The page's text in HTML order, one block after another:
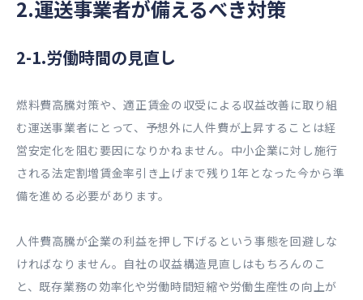
2.運送事業者が備えるべき対策
2-1.労働時間の見直し
燃料費高騰対策や、適正賃金の収受による収益改善に取り組
む運送事業者にとって、予想外に人件費が上昇することは経
営安定化を阻む要因になりかねません。中小企業に対し施行
される法定割増賃金率引き上げまで残り1年となった今から準
備を進める必要があります。
人件費高騰が企業の利益を押し下げるという事態を回避しな
ければなりません。自社の収益構造見直しはもちろんのこ
と、既存業務の効率化や労働時間短縮や労働生産性の向上が